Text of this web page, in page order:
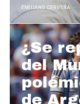
EMILIANO CERVERA
¿Se
del
de